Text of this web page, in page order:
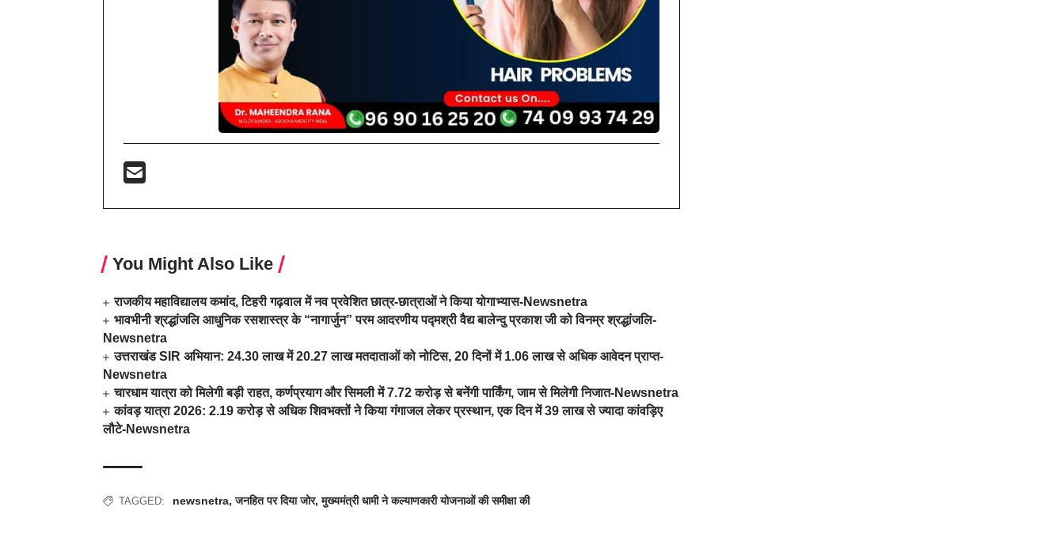
You Might Also Like
राजकीय महाविद्यालय कमांद, टिहरी गढ़वाल में नव प्रवेशित छात्र-छात्राओं ने किया योगाभ्यास-Newsnetra
भावभीनी श्रद्धांजलि आधुनिक रसशास्त्र के “नागार्जुन” परम आदरणीय पद्मश्री वैद्य बालेन्दु प्रकाश जी को विनम्र श्रद्धांजलि-
Newsnetra
उत्तराखंड SIR अभियान: 24.30 लाख में 20.27 लाख मतदाताओं को नोटिस, 20 दिनों में 1.06 लाख से अधिक आवेदन प्राप्त-
Newsnetra
चारधाम यात्रा को मिलेगी बड़ी राहत, कर्णप्रयाग और सिमली में 7.72 करोड़ से बनेंगी पार्किंग, जाम से मिलेगी निजात-Newsnetra
कांवड़ यात्रा 2026: 2.19 करोड़ से अधिक शिवभक्तों ने किया गंगाजल लेकर प्रस्थान, एक दिन में 39 लाख से ज्यादा कांवड़िए
लौटे-Newsnetra
TAGGED: newsnetra,जनहित पर दिया जोर,मुख्यमंत्री धामी ने कल्याणकारी योजनाओं की समीक्षा की